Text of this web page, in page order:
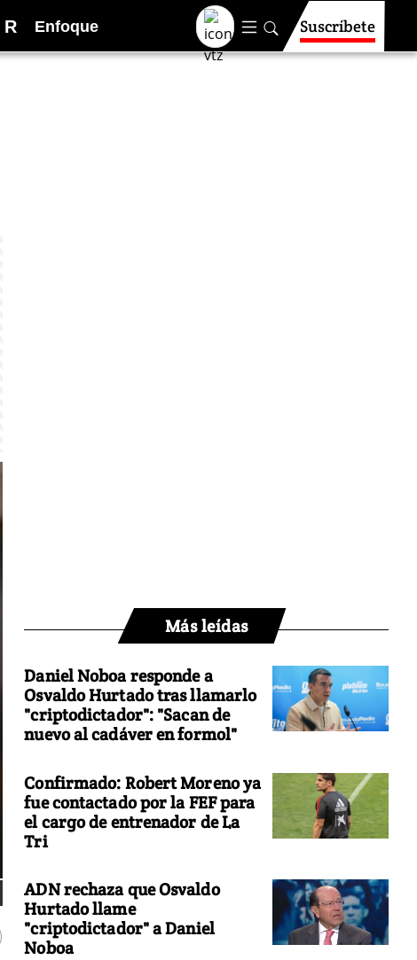
R Enfoque Suscríbete
Más leídas
Daniel Noboa responde a
Osvaldo Hurtado tras llamarlo
"criptodictador": "Sacan de
nuevo al cadáver en formol"
Confirmado: Robert Moreno ya
fue contactado por la FEF para
el cargo de entrenador de La
Tri
ADN rechaza que Osvaldo
Hurtado llame
"criptodictador" a Daniel
Noboa